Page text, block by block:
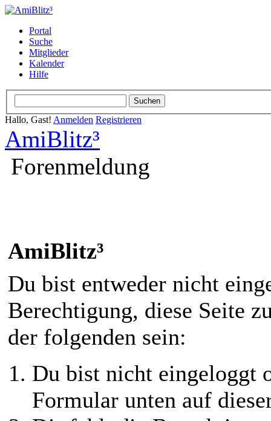
Portal
Suche
Mitglieder
Kalender
Hilfe
Hallo, Gast! Anmelden Registrieren
AmiBlitz³
Forenmeldung
AmiBlitz³
Du bist entweder nicht
Berechtigung, diese Seite
der folgenden sein:
Du bist nicht eingeloggt
Formular unten auf